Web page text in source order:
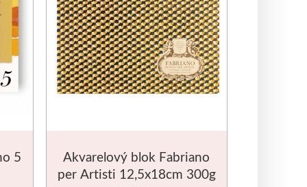
5
Akvarelový blok Fabriano
per Artisti 12,5x18cm 300g